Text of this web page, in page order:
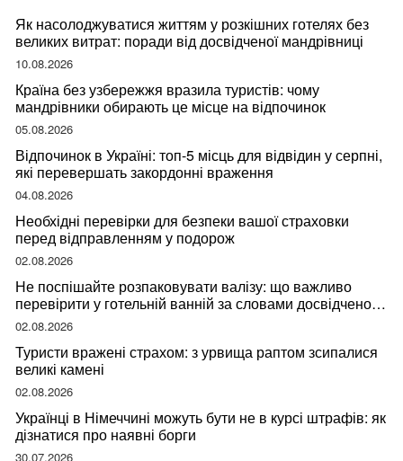
Як насолоджуватися життям у розкішних готелях без
великих витрат: поради від досвідченої мандрівниці
10.08.2026
Країна без узбережжя вразила туристів: чому
мандрівники обирають це місце на відпочинок
05.08.2026
Відпочинок в Україні: топ-5 місць для відвідин у серпні,
які перевершать закордонні враження
04.08.2026
Необхідні перевірки для безпеки вашої страховки
перед відправленням у подорож
02.08.2026
Не поспішайте розпаковувати валізу: що важливо
перевірити у готельній ванній за словами досвідченої
мандрівниці
02.08.2026
Туристи вражені страхом: з урвища раптом зсипалися
великі камені
02.08.2026
Українці в Німеччині можуть бути не в курсі штрафів: як
дізнатися про наявні борги
30.07.2026